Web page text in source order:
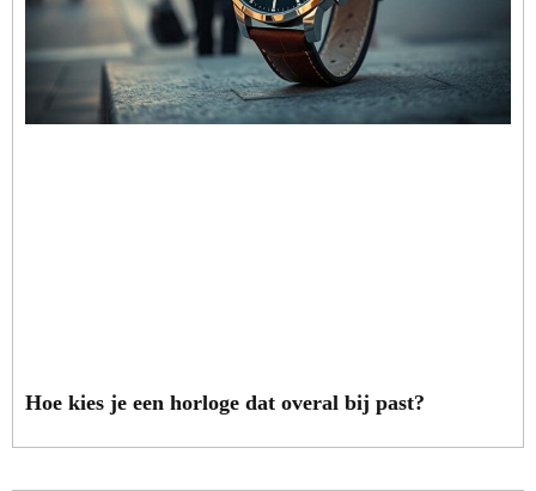
Hoe kies je een horloge dat overal bij past?